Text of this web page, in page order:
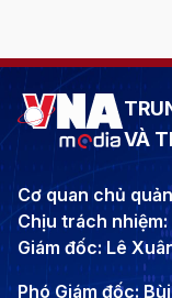
VÀ
Cơ quan chủ
Chịu trách nhiệm:
Giám đốc: Lê
Phó Giám đốc: